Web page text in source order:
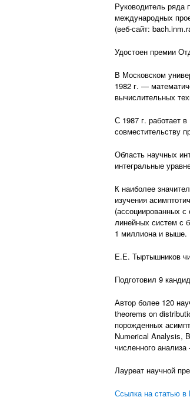
Руководитель
международных
(веб-сайт:
Удостоен премии
В Московском
1982 г. —
вычислительных
С 1987 г. работает
совместительству
Область научных
интегральные
К наиболее
изучения
(ассоциированных
линейных систем с
1 миллиона и выше.
Е.Е. Тыртышников
Подготовил 9
Автор более 120
theorems on
порожденных
Numerical Analysis,
численного
Лауреат научной
Ссылка на статью в